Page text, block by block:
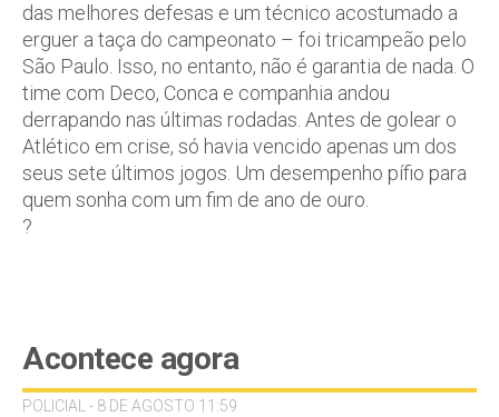
das melhores defesas e um técnico acostumado a
erguer a taça do campeonato – foi tricampeão pelo
São Paulo. Isso, no entanto, não é garantia de nada. O
time com Deco, Conca e companhia andou
derrapando nas últimas rodadas. Antes de golear o
Atlético em crise, só havia vencido apenas um dos
seus sete últimos jogos. Um desempenho pífio para
quem sonha com um fim de ano de ouro.
?
Acontece agora
POLICIAL - 8 DE AGOSTO 11:59